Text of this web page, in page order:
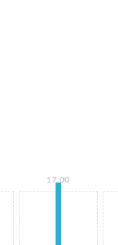
17:00